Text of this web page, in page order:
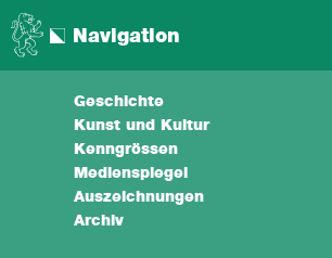
Navigation
Geschichte
Kunst und Kultur
Kenngrössen
Medienspiegel
Auszeichnungen
Archiv